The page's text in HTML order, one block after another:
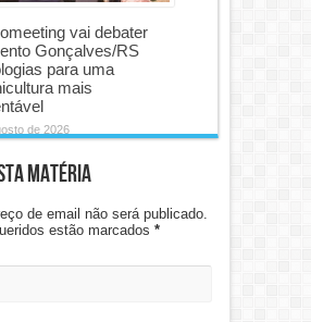
vai debater
Gonçalves/RS
para uma
mais
de 2026
matéria
de email não será publicado.
estão marcados *